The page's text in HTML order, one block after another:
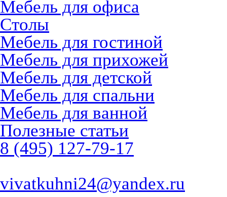
Мебель для офиса
Столы
Мебель для гостиной
Мебель для прихожей
Мебель для детской
Мебель для спальни
Мебель для ванной
Полезные статьи
8 (495) 127-79-17
vivatkuhni24@yandex.ru